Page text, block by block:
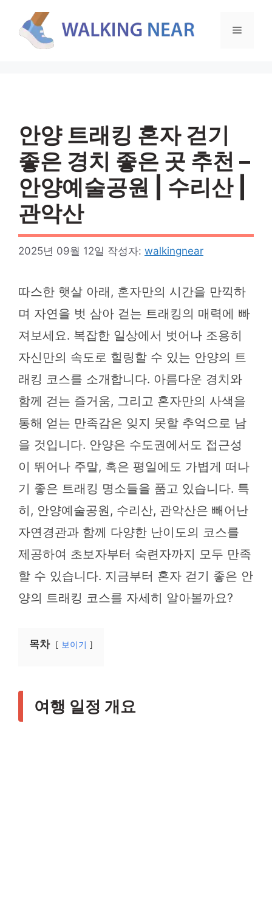
메
안양 트래킹 혼자 걷기
좋은 경치 좋은 곳 추천 –
안양예술공원 | 수리산 |
관악산
2025년 09월 12일 작성자: walkingnear
따스한 햇살 아래, 혼자만의 시간을 만끽하
며 자연을 벗 삼아 걷는 트래킹의 매력에 빠
져보세요. 복잡한 일상에서 벗어나 조용히
자신만의 속도로 힐링할 수 있는 안양의 트
래킹 코스를 소개합니다. 아름다운 경치와
함께 걷는 즐거움, 그리고 혼자만의 사색을
통해 얻는 만족감은 잊지 못할 추억으로 남
을 것입니다. 안양은 수도권에서도 접근성
이 뛰어나 주말, 혹은 평일에도 가볍게 떠나
기 좋은 트래킹 명소들을 품고 있습니다. 특
히, 안양예술공원, 수리산, 관악산은 빼어난
자연경관과 함께 다양한 난이도의 코스를
제공하여 초보자부터 숙련자까지 모두 만족
할 수 있습니다. 지금부터 혼자 걷기 좋은 안
양의 트래킹 코스를 자세히 알아볼까요?
목차 보이기
여행 일정 개요